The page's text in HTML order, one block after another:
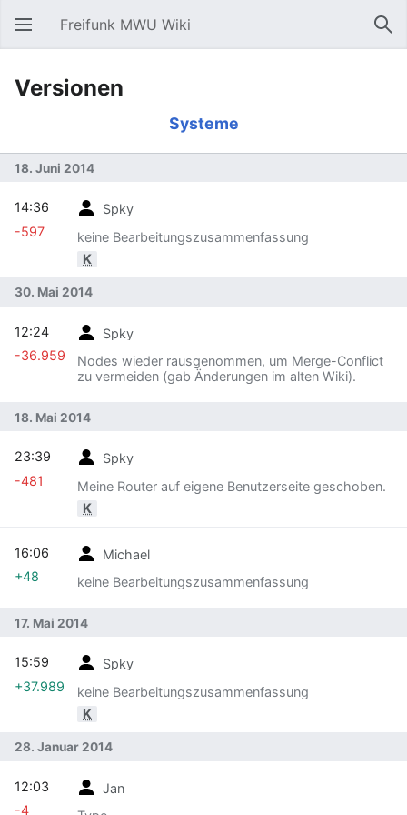
Hauptmenü öffnen Freifunk MWU Wiki
Versionen
Systeme
18. Juni 2014
Spky
keine Bearbeitungszusammenfassung
K
14:36
-597
30. Mai 2014
Spky
Nodes wieder rausgenommen, um Merge-Conflict
zu vermeiden (gab Änderungen im alten Wiki).
12:24
-36.959
18. Mai 2014
Spky
Meine Router auf eigene Benutzerseite geschoben.
K
23:39
-481
Michael
keine Bearbeitungszusammenfassung
16:06
+48
17. Mai 2014
Spky
keine Bearbeitungszusammenfassung
K
15:59
+37.989
28. Januar 2014
Jan
12:03
-4